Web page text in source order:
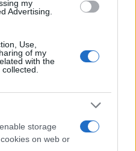
my
Advertising.
Use,
of my
with the
storage
on web or